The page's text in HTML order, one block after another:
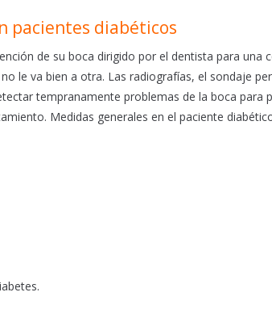
pacientes diabéticos
de su boca dirigido por el dentista para una
le va bien a otra. Las radiografías, el sondaje
tempranamente problemas de la boca para
Medidas generales en el paciente